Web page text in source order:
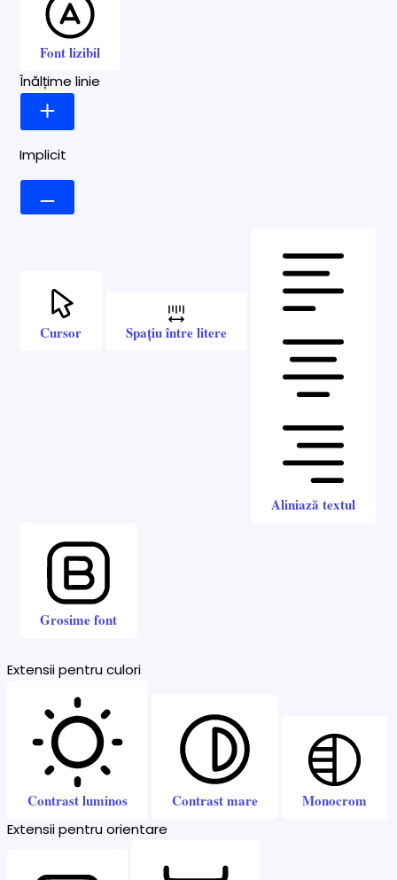
Font lizibil
Înălțime linie
Implicit
Cursor Spațiu între litere
Aliniază textul
Grosime font
Extensii pentru culori
Contrast luminos Contrast mare Monocrom
Extensii pentru orientare